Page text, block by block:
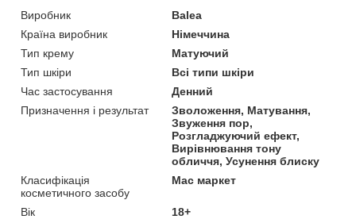
Виробник
Balea
Країна виробник
Німеччина
Тип крему
Матуючий
Тип шкіри
Всі типи шкіри
Час застосування
Денний
Призначення і результат
Зволоження, Матування,
Звуження пор,
Розгладжуючий ефект,
Вирівнювання тону
обличчя, Усунення блиску
Класифікація
косметичного засобу
Мас маркет
Вік
18+